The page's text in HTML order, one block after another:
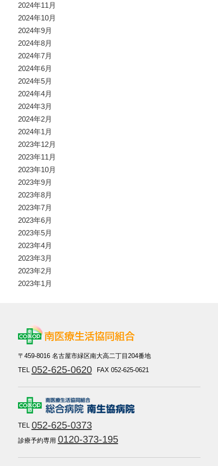
2024年11月
2024年10月
2024年9月
2024年8月
2024年7月
2024年6月
2024年5月
2024年4月
2024年3月
2024年2月
2024年1月
2023年12月
2023年11月
2023年10月
2023年9月
2023年8月
2023年7月
2023年6月
2023年5月
2023年4月
2023年3月
2023年2月
2023年1月
〒459-8016 名古屋市緑区南大高二丁目204番地
TEL
052-625-0620 FAX 052-625-0621
TEL 052-625-0373
診療予約専用 0120-373-195